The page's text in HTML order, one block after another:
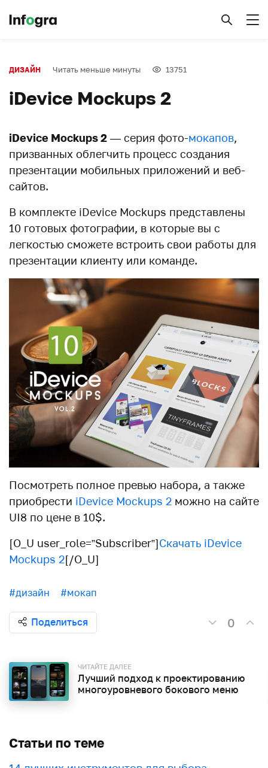
ДИЗАЙН Читать меньше минуты 13751
iDevice Mockups 2
iDevice Mockups 2 — серия фото-мокапов,
призванных облегчить процесс создания
презентации мобильных приложений и веб-
сайтов.
В комплекте iDevice Mockups представлены
10 готовых фотографии, в которые вы с
легкостью сможете встроить свои работы для
презентации клиенту или команде.
Посмотреть полное превью набора, а также
приобрести iDevice Mockups 2 можно на сайте
UI8 по цене в 10$.
[O_U user_role=”Subscriber”]Скачать iDevice
Mockups 2[/O_U]
#дизайн #мокап
Поделиться 0
ЧИТАЙТЕ ДАЛЕЕ
Лучший подход к проектированию
многоуровневого бокового меню
Статьи по теме